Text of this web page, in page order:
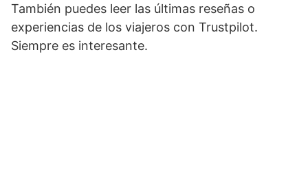
También puedes leer las últimas reseñas o
experiencias de los viajeros con Trustpilot.
Siempre es interesante.